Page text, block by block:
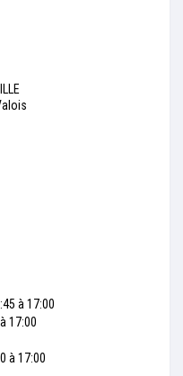
à 17:00
17:00
à 17:00